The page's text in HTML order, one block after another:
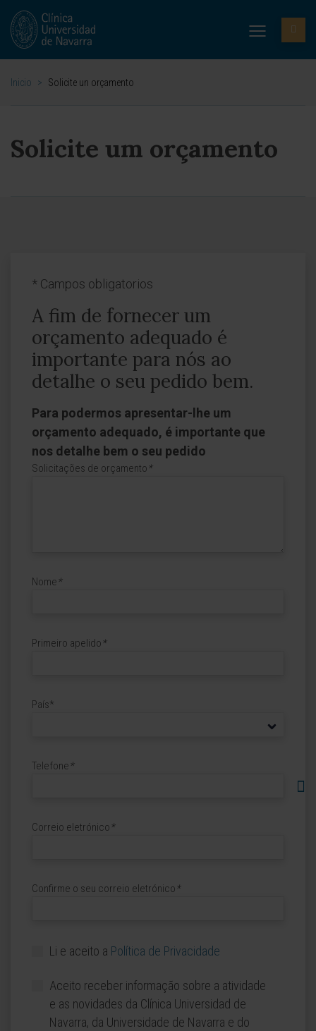
Inicio > Solicite un orçamento
Solicite um orçamento
* Campos obligatorios
A fim de fornecer um
orçamento adequado é
importante para nós ao
detalhe o seu pedido bem.
Para podermos apresentar-lhe um
orçamento adequado, é importante que
nos detalhe bem o seu pedido
Solicitações de orçamento *
Nome *
Primeiro apelido *
País*
Telefone *
Correio eletrónico *
Confirme o seu correio eletrónico *
Li e aceito a Política de Privacidade
Aceito receber informação sobre a atividade
e as novidades da Clínica Universidad de
Navarra, da Universidade de Navarra e do